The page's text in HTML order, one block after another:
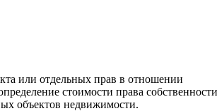
или отдельных прав в отношении
стоимости права
объектов недвижимости.